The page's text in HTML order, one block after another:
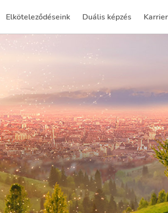
Elköteleződéseink Duális képzés
(current) Karrier
(current)